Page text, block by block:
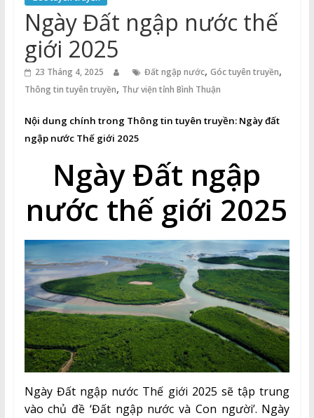
Thuận
Cổng
Vào
Tri
Thức
Ngày Đất ngập nước thế
giới 2025
23 Tháng 4, 2025 Đất ngập nước, Góc tuyên truyền,
Thông tin tuyên truyền, Thư viện tỉnh Bình Thuận
Nội dung chính trong Thông tin tuyên truyền: Ngày đất
ngập nước Thế giới 2025
Ngày Đất ngập
nước thế giới 2025
Ngày Đất ngập nước Thế giới 2025 sẽ tập trung
vào chủ đề ‘Đất ngập nước và Con người’. Ngày